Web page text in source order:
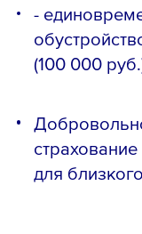
-
(100 000
для